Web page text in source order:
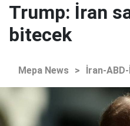
Trump: İran
bitecek
Mepa News > İran-